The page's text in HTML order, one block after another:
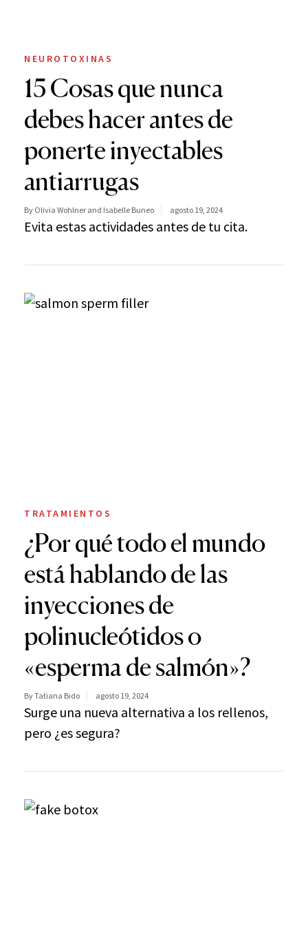
NEUROTOXINAS
15 Cosas que nunca
debes hacer antes de
ponerte inyectables
antiarrugas
By Olivia Wohlner and Isabelle Buneo agosto 19, 2024
Evita estas actividades antes de tu cita.
TRATAMIENTOS
¿Por qué todo el mundo
está hablando de las
inyecciones de
polinucleótidos o
«esperma de salmón»?
By Tatiana Bido agosto 19, 2024
Surge una nueva alternativa a los rellenos,
pero ¿es segura?